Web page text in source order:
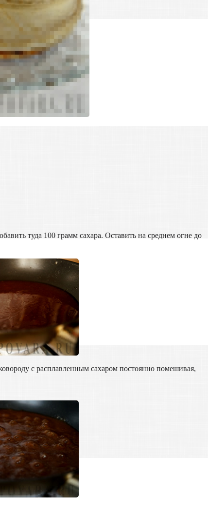
туда 100 грамм сахара. Оставить на среднем огне до
с расплавленным сахаром постоянно помешивая,